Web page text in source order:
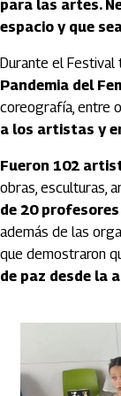
para las artes.
espacio y que
Durante el
Pandemia del
coreografía, entre
a los artistas y
Fueron 102
obras, esculturas,
de 20
además de las
que demostraron
de paz desde la